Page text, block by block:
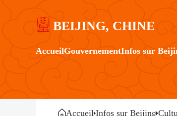
BEIJING, CHINE
AccueilGouvernementInfos sur
Accueil Infos sur Beijing